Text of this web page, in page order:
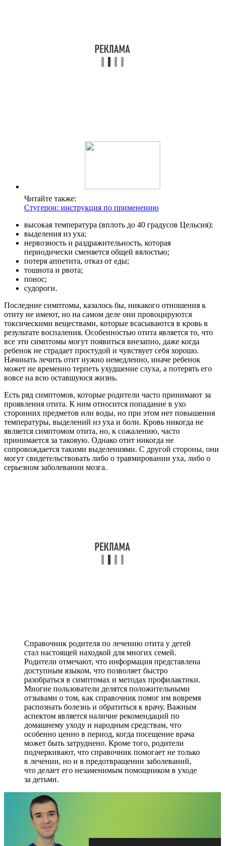
Читайте также:
Стугерон: инструкция по применению
высокая температура (вплоть до 40 градусов Цельсия);
выделения из уха;
нервозность и раздражительность, которая
периодически сменяется общей вялостью;
потеря аппетита, отказ от еды;
тошнота и рвота;
понос;
судороги.
Последние симптомы, казалось бы, никакого отношения к
отиту не имеют, но на самом деле они провоцируются
токсическими веществами, которые всасываются в кровь в
результате воспаления. Особенностью отита является то, что
все эти симптомы могут появиться внезапно, даже когда
ребенок не страдает простудой и чувствует себя хорошо.
Начинать лечить отит нужно немедленно, иначе ребенок
может не временно терпеть ухудшение слуха, а потерять его
вовсе на всю оставшуюся жизнь.
Есть ряд симптомов, которые родители часто принимают за
проявления отита. К ним относится попадание в ухо
сторонних предметов или воды, но при этом нет повышения
температуры, выделений из уха и боли. Кровь никогда не
является симптомом отита, но, к сожалению, часто
принимается за таковую. Однако отит никогда не
сопровождается такими выделениями. С другой стороны, они
могут свидетельствовать либо о травмировании уха, либо о
серьезном заболевании мозга.
Справочник родителя по лечению отита у детей
стал настоящей находкой для многих семей.
Родители отмечают, что информация представлена
доступным языком, что позволяет быстро
разобраться в симптомах и методах профилактики.
Многие пользователи делятся положительными
отзывами о том, как справочник помог им вовремя
распознать болезнь и обратиться к врачу. Важным
аспектом является наличие рекомендаций по
домашнему уходу и народным средствам, что
особенно ценно в период, когда посещение врача
может быть затруднено. Кроме того, родители
подчеркивают, что справочник помогает не только
в лечении, но и в предотвращении заболеваний,
что делает его незаменимым помощником в уходе
за детьми.